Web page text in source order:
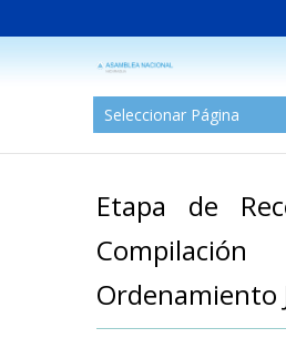
Seleccionar Página
Etapa de
Ordenamiento